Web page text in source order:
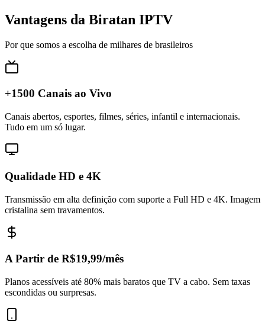
Vantagens da Biratan IPTV
Por que somos a escolha de milhares de brasileiros
+1500 Canais ao Vivo
Canais abertos, esportes, filmes, séries, infantil e internacionais.
Tudo em um só lugar.
Qualidade HD e 4K
Transmissão em alta definição com suporte a Full HD e 4K. Imagem
cristalina sem travamentos.
A Partir de R$19,99/mês
Planos acessíveis até 80% mais baratos que TV a cabo. Sem taxas
escondidas ou surpresas.